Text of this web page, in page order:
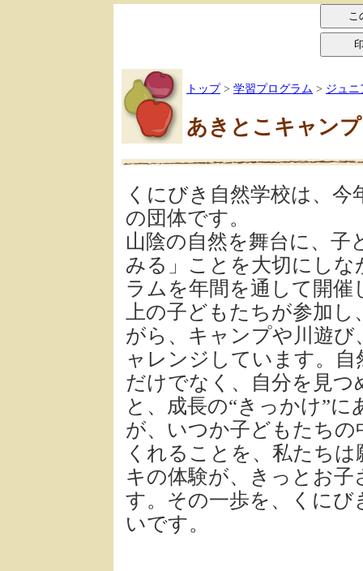
トップ> 学習プログラム > ジュニ
あきとこキャン
くにびき自然学校は、今
の団体です。
山陰の自然を舞台に、
みる」ことを大切にしな
ラムを年間を通して開催
上の子どもたちが参加
がら、キャンプや川遊
ャレンジしています。
だけでなく、自分を見
と、成長の“きっかけ”
が、いつか子どもたち
くれることを、私たち
キの体験が、きっとお
す。その一歩を、くにび
いです。